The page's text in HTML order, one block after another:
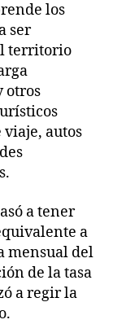
los
ser
territorio
otros
viaje, autos
a tener
a
mensual del
de la tasa
a regir la